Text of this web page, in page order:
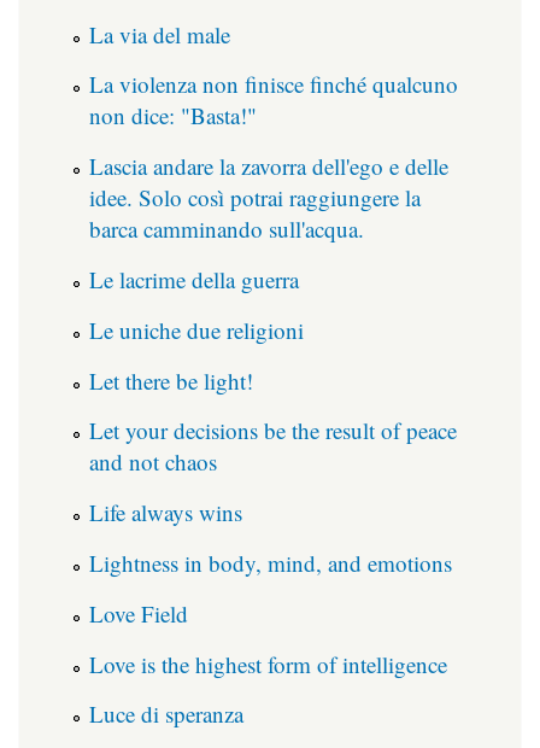
La via del male
La violenza non finisce finché qualcuno
non dice: "Basta!"
Lascia andare la zavorra dell'ego e delle
idee. Solo così potrai raggiungere la
barca camminando sull'acqua.
Le lacrime della guerra
Le uniche due religioni
Let there be light!
Let your decisions be the result of peace
and not chaos
Life always wins
Lightness in body, mind, and emotions
Love Field
Love is the highest form of intelligence
Luce di speranza